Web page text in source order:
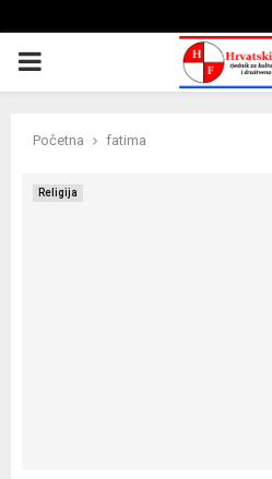
PRIMARY
Početna fatima
Religija